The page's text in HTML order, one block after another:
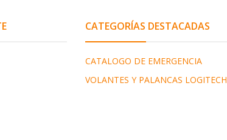
CATEGORÍAS DESTACADAS
CATALOGO DE EMERGENCIA
VOLANTES Y PALANCAS LOGITECH